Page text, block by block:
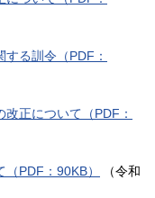
る訓令（PDF：
正について（PDF：
PDF：90KB）
（令和